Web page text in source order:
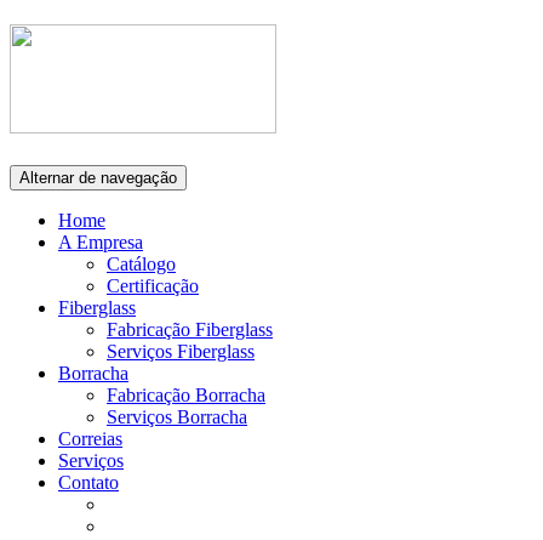
Alternar de navegação
Home
A Empresa
Catálogo
Certificação
Fiberglass
Fabricação Fiberglass
Serviços Fiberglass
Borracha
Fabricação Borracha
Serviços Borracha
Correias
Serviços
Contato